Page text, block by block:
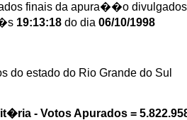
finais da apura��o divulgados
19:13:18 do dia 06/10/1998
do estado do Rio Grande do Sul
- Votos Apurados =